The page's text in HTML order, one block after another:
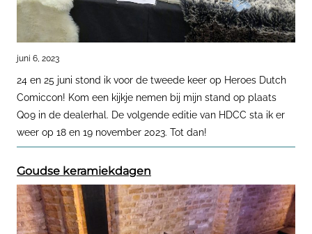
juni 6, 2023
24 en 25 juni stond ik voor de tweede keer op Heroes Dutch
Comiccon! Kom een kijkje nemen bij mijn stand op plaats
Q09 in de dealerhal. De volgende editie van HDCC sta ik er
weer op 18 en 19 november 2023. Tot dan!
Goudse keramiekdagen